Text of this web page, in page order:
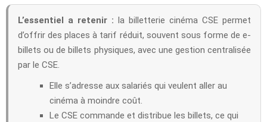
L’essentiel a retenir : la billetterie cinéma CSE permet
d’offrir des places à tarif réduit, souvent sous forme de e-
billets ou de billets physiques, avec une gestion centralisée
par le CSE.
Elle s’adresse aux salariés qui veulent aller au
cinéma à moindre coût.
Le CSE commande et distribue les billets, ce qui